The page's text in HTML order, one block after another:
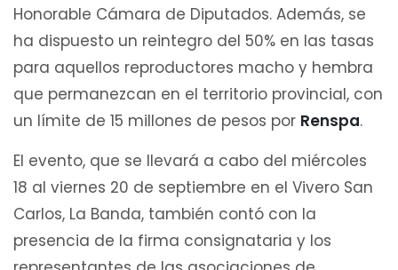
Honorable Cámara de Diputados. Además, se
ha dispuesto un reintegro del 50% en las tasas
para aquellos reproductores macho y hembra
que permanezcan en el territorio provincial, con
un límite de 15 millones de pesos por Renspa.
El evento, que se llevará a cabo del miércoles
18 al viernes 20 de septiembre en el Vivero San
Carlos, La Banda, también contó con la
presencia de la firma consignataria y los